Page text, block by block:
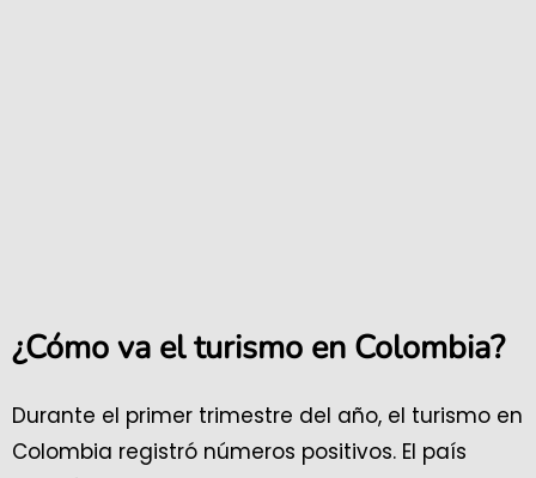
¿Cómo va el turismo en Colombia?
Durante el primer trimestre del año, el turismo en
Colombia registró números positivos. El país